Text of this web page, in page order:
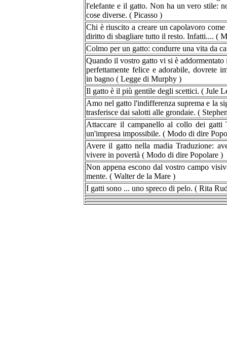
l'elefante e il gatto. Non ha un vero stile:
cose diverse. ( Picasso )
Chi è riuscito a creare un capolavoro
diritto di sbagliare tutto il resto. Infatti.... (
Colmo per un gatto: condurre una vita da
Quando il vostro gatto vi si è addormentato
perfettamente felice e adorabile, dovrete
in bagno ( Legge di Murphy )
Il gatto è il più gentile degli scettici. ( Jule
Amo nel gatto l'indifferenza suprema e la
trasferisce dai salotti alle grondaie. (
Attaccare il campanello al collo dei gatti
un'impresa impossibile. ( Modo di dire
Avere il gatto nella madia Traduzione:
vivere in povertà ( Modo di dire Popolare )
Non appena escono dal vostro campo
mente. ( Walter de la Mare )
I gatti sono ... uno spreco di pelo. ( Rita